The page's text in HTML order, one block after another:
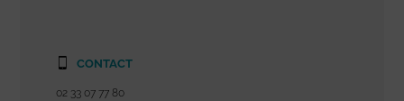
CONTACT
02 33 07 77 80